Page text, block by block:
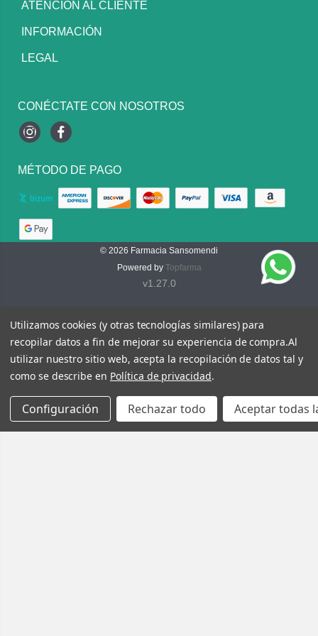
ATENCIÓN AL CLIENTE
INFORMACIÓN
LEGAL
CONÉCTATE CON NOSOTROS
InstagramFacebook
MÉTODO DE PAGO
© 2026 Farmacia Sansomendi
Powered by Topfarma
v1.27.0
Utilizamos cookies (y otras tecnologías similares) para
recopilar datos a fin de mejorar su experiencia de compra.Al
utilizar nuestro sitio web, acepta la recopilación de datos tal y
como se describe en Política de privacidad.
Configuración Rechazar todo Aceptar todas